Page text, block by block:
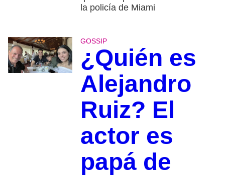
la policía de Miami
GOSSIP
¿Quién es
Alejandro
Ruiz? El
actor es
papá de